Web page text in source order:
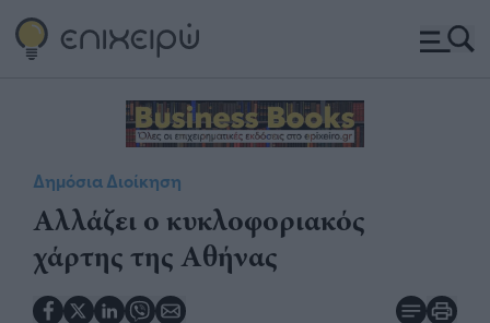
Δημόσια Διοίκηση
Αλλάζει ο κυκλοφοριακός
χάρτης της Αθήνας